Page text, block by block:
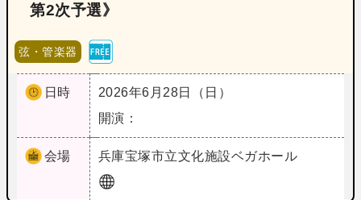
第2次予選》
弦・管楽器
日時
2026年6月28日（日）
開演：
会場 兵庫宝塚市立文化施設ベガホール